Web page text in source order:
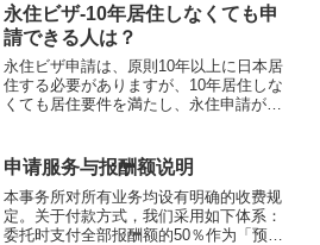
永住ビザ-10年居住しなくても申
請できる人は？
永住ビザ申請は、原則10年以上に日本居
住する必要がありますが、10年居住しな
くても居住要件を満たし、永住申請がで
申请服务与报酬额说明
本事务所对所有业务均设有明确的收费规
定。关于付款方式，我们采用如下体系：
委托时支付全部报酬额的50％作为「预付